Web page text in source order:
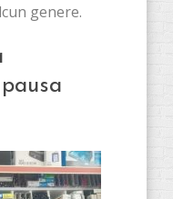
genere.